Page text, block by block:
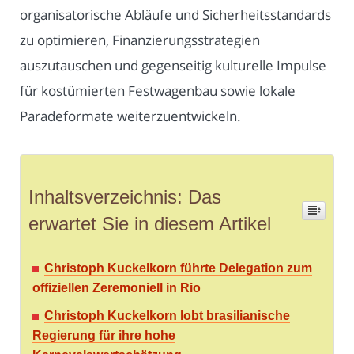
organisatorische Abläufe und Sicherheitsstandards
zu optimieren, Finanzierungsstrategien
auszutauschen und gegenseitig kulturelle Impulse
für kostümierten Festwagenbau sowie lokale
Paradeformate weiterzuentwickeln.
Inhaltsverzeichnis: Das
erwartet Sie in diesem Artikel
Christoph Kuckelkorn führte Delegation zum
offiziellen Zeremoniell in Rio
Christoph Kuckelkorn lobt brasilianische
Regierung für ihre hohe